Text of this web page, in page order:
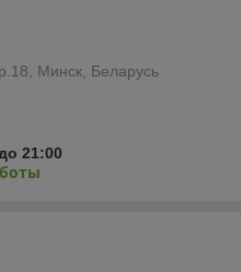
Минск, Беларусь
21:00